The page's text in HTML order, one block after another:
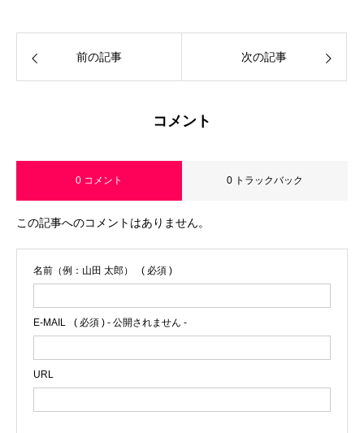
前の記事 次の記事
コメント
0 コメント 0 トラックバック
この記事へのコメントはありません。
名前（例：山田 太郎） ( 必須 )
E-MAIL ( 必須 ) - 公開されません -
URL